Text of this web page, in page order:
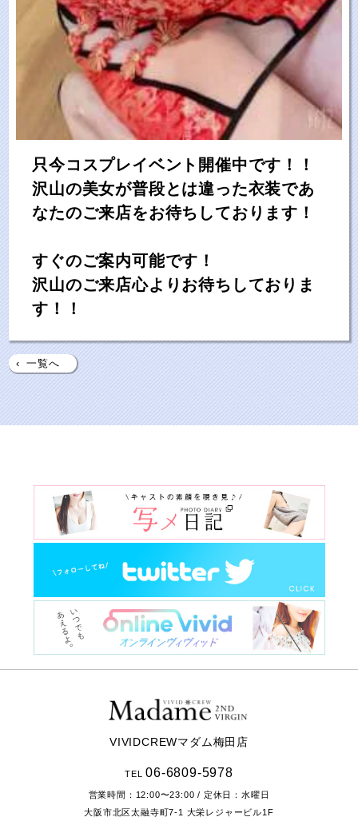
只今コスプレイベント開催中です！！
沢山の美女が普段とは違った衣装であ
なたのご来店をお待ちしております！
すぐのご案内可能です！
沢山のご来店心よりお待ちしておりま
す！！
‹ 一覧へ
VIVIDCREWマダム梅田店
TEL06-6809-5978
営業時間： 12:00〜23:00 / 定休日：水曜日
大阪市北区太融寺町7-1 大栄レジャービル1F